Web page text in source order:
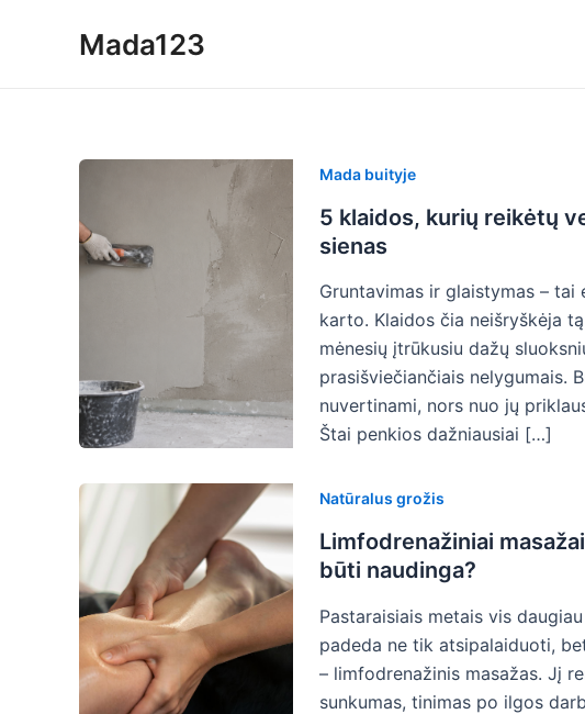
Mada123
Mada buityje
5 klaidos, kurių reikėtų
sienas
Gruntavimas ir glaistymas –
karto. Klaidos čia neišryškėja
mėnesių įtrūkusiu dažų
prasišviečiančiais nelygumais.
nuvertinami, nors nuo jų
Štai penkios dažniausiai […]
Natūralus grožis
Limfodrenažiniai
būti naudinga?
Pastaraisiais metais vis
padeda ne tik atsipalaiduoti,
– limfodrenažinis masažas. Jį
sunkumas, tinimas po ilgos